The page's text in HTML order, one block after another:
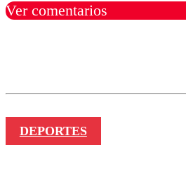
Ver comentarios
DEPORTES